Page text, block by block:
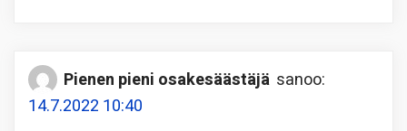
Pienen pieni osakesäästäjä sanoo:
14.7.2022 10:40